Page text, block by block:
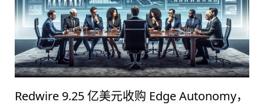
Redwire 9.25 亿美元收购 Edge Autonomy，